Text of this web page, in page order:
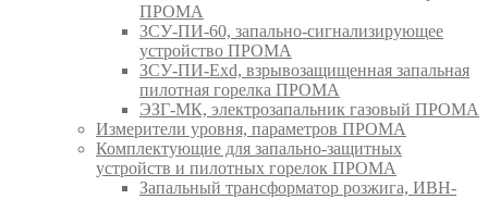
ПРОМА
ЗСУ-ПИ-60, запально-сигнализирующее
устройство ПРОМА
ЗСУ-ПИ-Exd, взрывозащищенная запальная
пилотная горелка ПРОМА
ЭЗГ-МК, электрозапальник газовый ПРОМА
Измерители уровня, параметров ПРОМА
Комплектующие для запально-защитных
устройств и пилотных горелок ПРОМА
Запальный трансформатор розжига, ИВН-